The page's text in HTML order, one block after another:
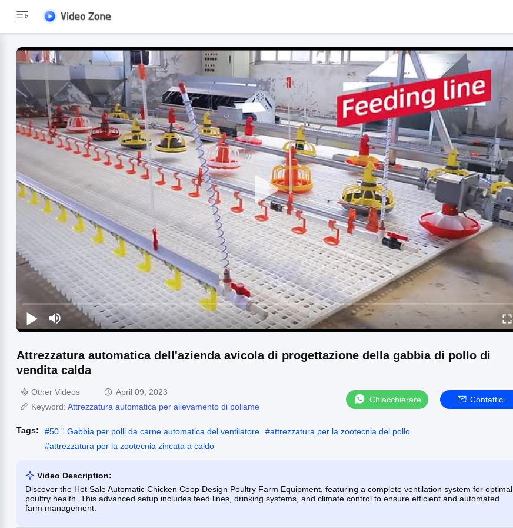
Attrezzatura automatica dell'azienda avicola di progettazione della gabbia di pollo di
vendita calda
Other Videos
April 09, 2023
Keyword: Attrezzatura automatica per allevamento di pollame
Chiacchierare Contattici
Tags: #50 '' Gabbia per polli da carne automatica del ventilatore #attrezzatura per la zootecnia del pollo
#attrezzatura per la zootecnia zincata a caldo
Video Description:
Discover the Hot Sale Automatic Chicken Coop Design Poultry Farm Equipment, featuring a complete ventilation system for optimal
poultry health. This advanced setup includes feed lines, drinking systems, and climate control to ensure efficient and automated
farm management.